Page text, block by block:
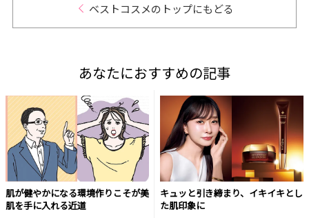
ベストコスメのトップにもどる
あなたにおすすめの記事
肌が健やかになる環境作りこそが美
肌を手に入れる近道
キュッと引き締まり、イキイキとし
た肌印象に